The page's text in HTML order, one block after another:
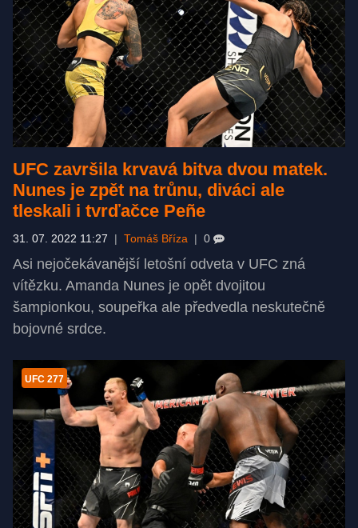
UFC završila krvavá bitva dvou matek.
Nunes je zpět na trůnu, diváci ale
tleskali i tvrďačce Peñe
31. 07. 2022 11:27 | Tomáš Bříza | 0
Asi nejočekávanější letošní odveta v UFC zná
vítězku. Amanda Nunes je opět dvojitou
šampionkou, soupeřka ale předvedla neskutečně
bojovné srdce.
UFC 277